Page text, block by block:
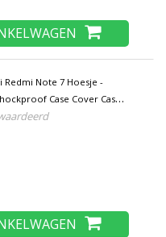
Redmi Note 7 Hoesje -
Case Cover Cas